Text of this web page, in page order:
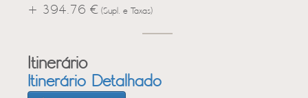
+ 394.76 € (Supl. e Taxas)
Itinerário
Itinerário Detalhado